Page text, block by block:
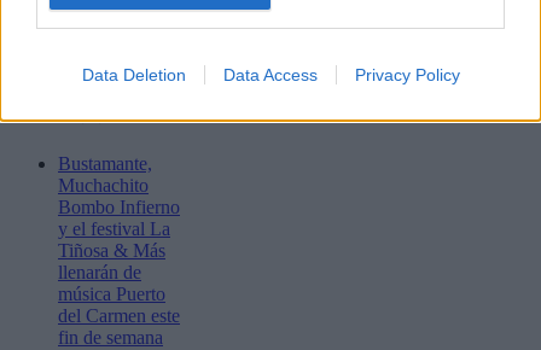
Data Deletion Data Access Privacy Policy
Lo más leído
Bustamante,
Muchachito
Bombo Infierno
y el festival La
Tiñosa & Más
llenarán de
música Puerto
del Carmen este
fin de semana